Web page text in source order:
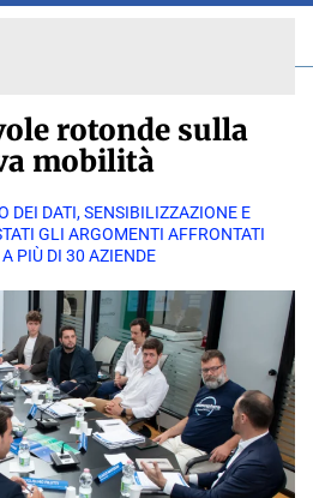
rotonde sulla
mobilità
DEI DATI, SENSIBILIZZAZIONE E
GLI ARGOMENTI AFFRONTATI
PIÙ DI 30 AZIENDE